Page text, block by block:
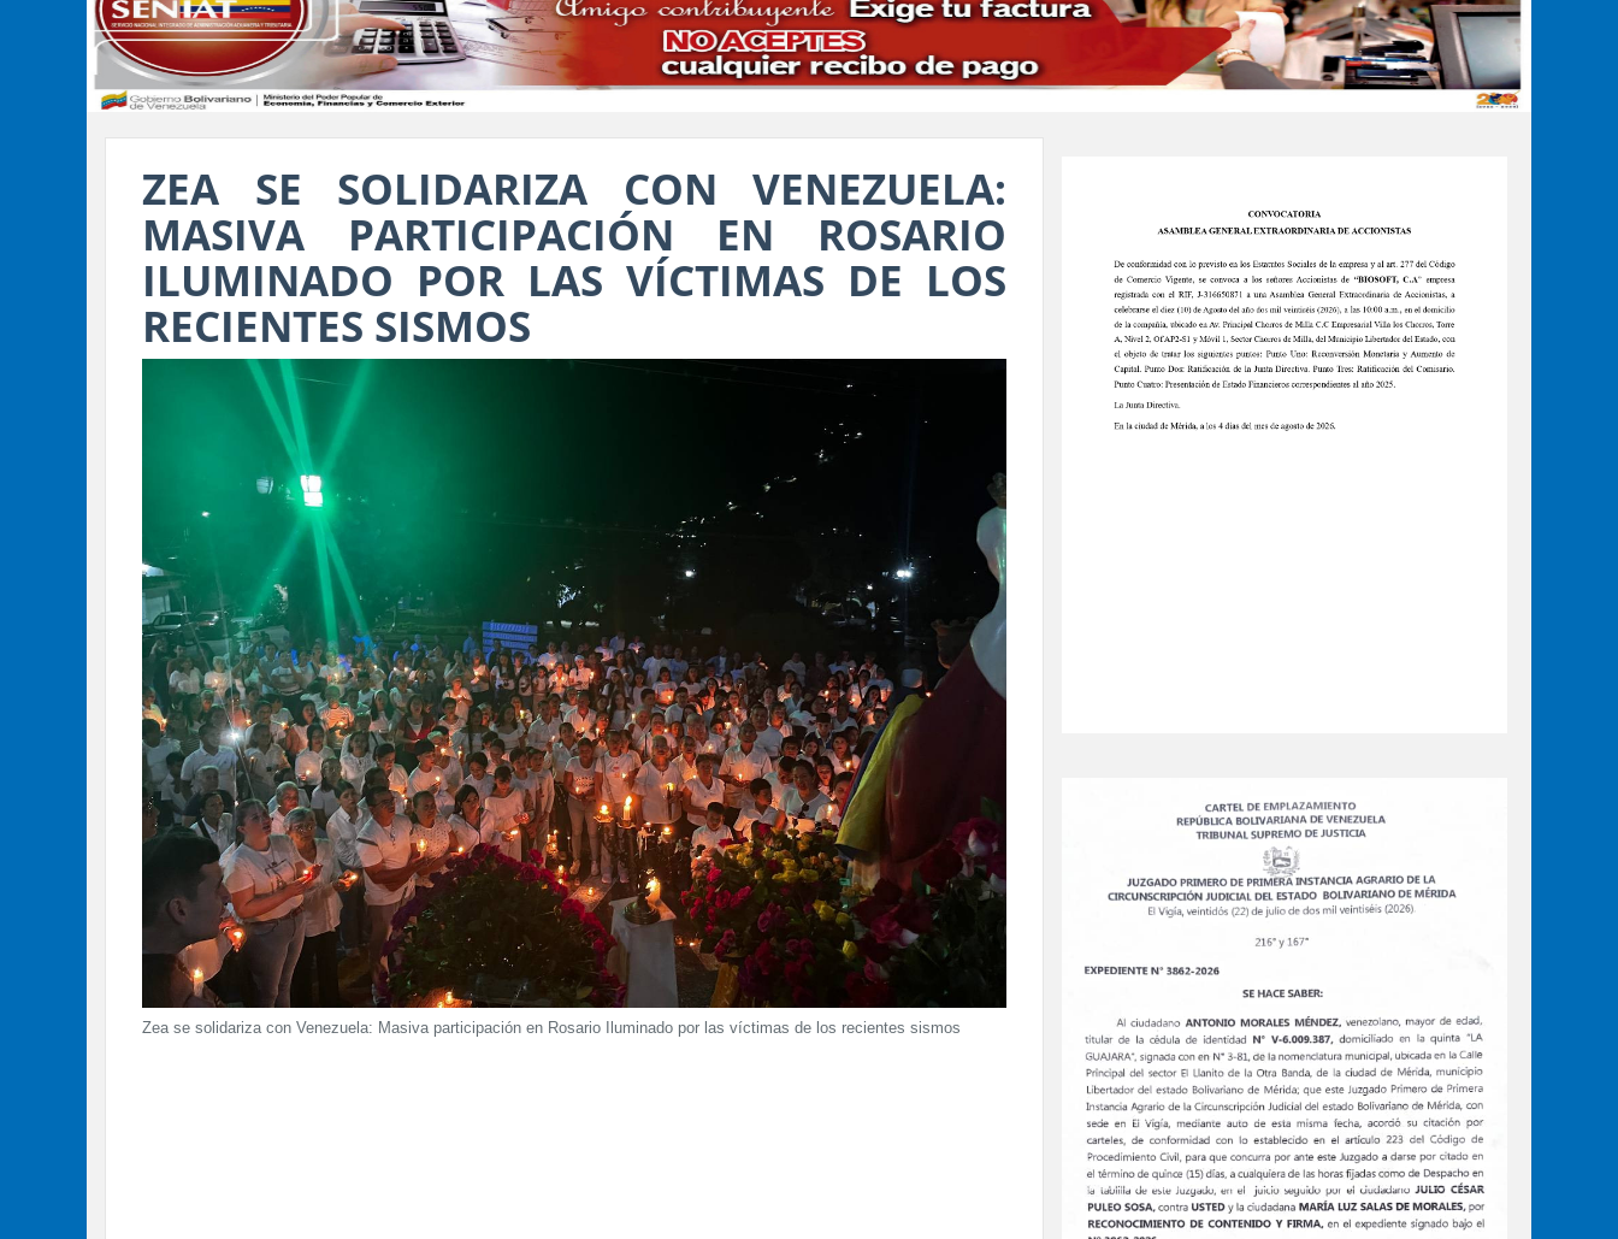
ZEA SE SOLIDARIZA CON VENEZUELA:
MASIVA PARTICIPACIÓN EN ROSARIO
ILUMINADO POR LAS VÍCTIMAS DE LOS
RECIENTES SISMOS
Zea se solidariza con Venezuela: Masiva participación en Rosario Iluminado por las víctimas de los recientes sismos